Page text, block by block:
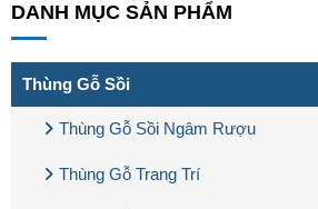
DANH MỤC SẢN PHẨM
Thùng Gỗ Sồi
Thùng Gỗ Sồi Ngâm Rượu
Thùng Gỗ Trang Trí